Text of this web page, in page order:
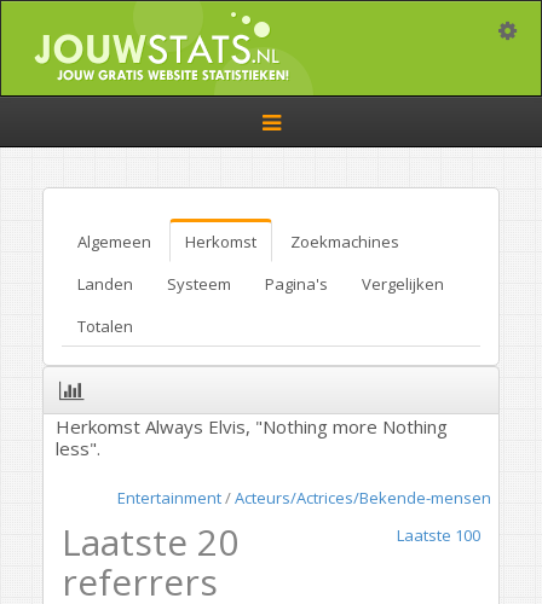
Toggle
navigation
Algemeen Herkomst
Zoekmachines
Landen
Systeem Pagina's
Vergelijken
Totalen
Herkomst Always Elvis, "Nothing more Nothing
less".
Entertainment/Acteurs/Actrices/Bekende-mensen
Laatste 100
Laatste 20
referrers